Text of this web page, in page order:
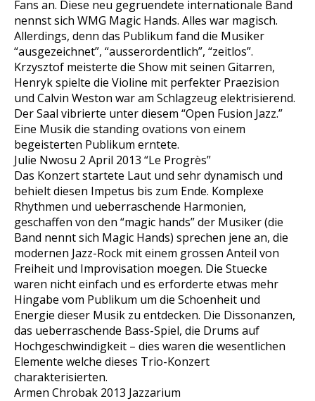
Fans an. Diese neu gegruendete internationale Band
nennst sich WMG Magic Hands. Alles war magisch.
Allerdings, denn das Publikum fand die Musiker
“ausgezeichnet”, “ausserordentlich”, “zeitlos”.
Krzysztof meisterte die Show mit seinen Gitarren,
Henryk spielte die Violine mit perfekter Praezision
und Calvin Weston war am Schlagzeug elektrisierend.
Der Saal vibrierte unter diesem “Open Fusion Jazz.”
Eine Musik die standing ovations von einem
begeisterten Publikum erntete.
Julie Nwosu 2 April 2013 “Le Progrès”
Das Konzert startete Laut und sehr dynamisch und
behielt diesen Impetus bis zum Ende. Komplexe
Rhythmen und ueberraschende Harmonien,
geschaffen von den “magic hands” der Musiker (die
Band nennt sich Magic Hands) sprechen jene an, die
modernen Jazz-Rock mit einem grossen Anteil von
Freiheit und Improvisation moegen. Die Stuecke
waren nicht einfach und es erforderte etwas mehr
Hingabe vom Publikum um die Schoenheit und
Energie dieser Musik zu entdecken. Die Dissonanzen,
das ueberraschende Bass-Spiel, die Drums auf
Hochgeschwindigkeit – dies waren die wesentlichen
Elemente welche dieses Trio-Konzert
charakterisierten.
Armen Chrobak 2013 Jazzarium